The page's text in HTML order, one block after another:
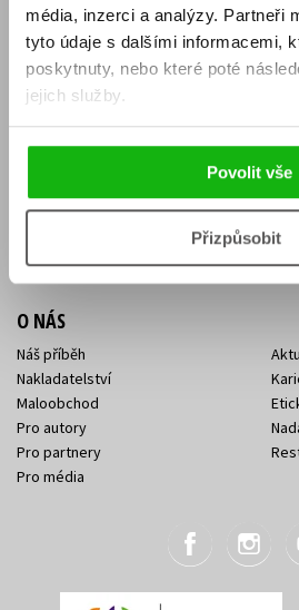
média, inzerci a analýzy. Partneři
tyto údaje s dalšími informacemi,
poskytnuty, nebo které poté
jejich služby.
Povolit vše
Přizpůsobit
Aktuality
Naši autoři
Obchodní podmínky
Jak nakoupit
KONTAKTY
Sídlo společnosti
O NÁS
Náš příběh
Nakladatelství
Maloobchod
Pro autory
Pro partnery
Pro média